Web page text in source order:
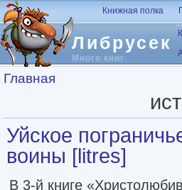
Перейти к основному содержанию
Либрусек
Много книг
Книжная полка
Вы здесь
Главная
Уйское
воины [litres]
В 3-й книге